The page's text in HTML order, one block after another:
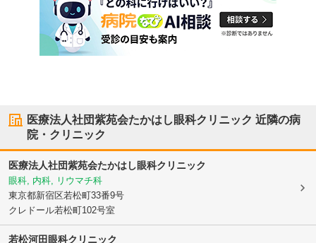
医療法人社団紫苑会たかはし眼科クリニック 近隣の病
院・クリニック
医療法人社団紫苑会たかはし眼科クリニック
眼科, 内科, リウマチ科
東京都新宿区若松町33番9号
クレドール若松町102号室
若松河田眼科クリニック